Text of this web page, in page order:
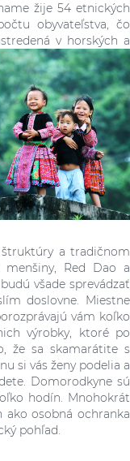
žije 54 etnických
obyvateľstva, čo
v horských a
štruktúry a tradičnom
Red Dao a
všade sprevádzať
doslovne. Miestne
vám koľko
výrobky, ktoré po
že sa skamarátite s
si vás ženy podelia a
Domorodkyne sú
hodín. Mnohokrát
ako osobná ochranka
pohľad.